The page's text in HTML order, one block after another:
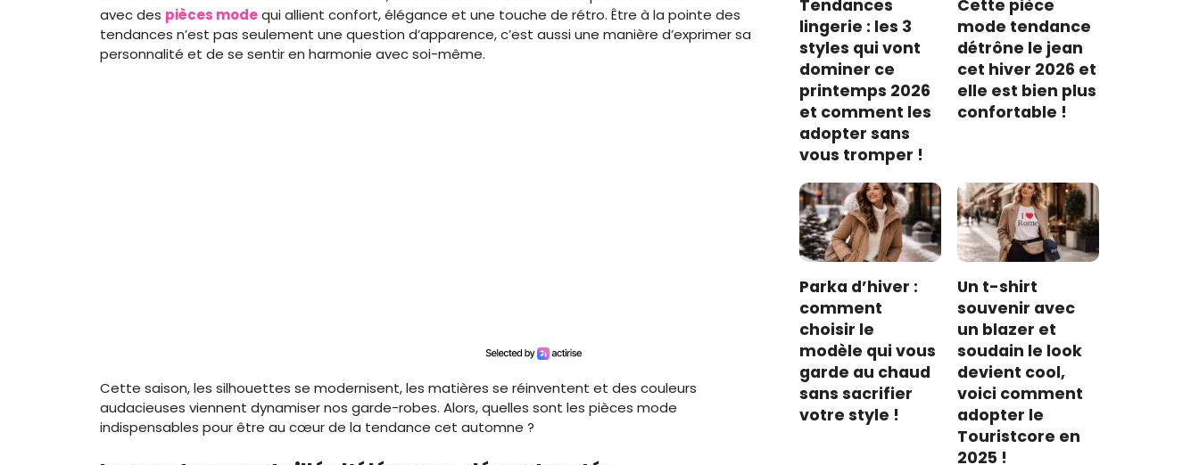
avec des pièces modequi allient confort, élégance et une touche de rétro. Être à la pointe des
tendances n’est pas seulement une question d’apparence, c’est aussi une manière d’exprimer sa
personnalité et de se sentir en harmonie avec soi-même.
Cette saison, les silhouettes se modernisent, les matières se réinventent et des couleurs
audacieuses viennent dynamiser nos garde-robes. Alors, quelles sont les pièces mode
indispensables pour être au cœur de la tendance cet automne ?
Tendances
lingerie : les 3
styles qui vont
dominer ce
printemps 2026
et comment les
adopter sans
vous tromper !
Cette pièce
mode tendance
détrône le jean
cet hiver 2026 et
elle est bien plus
confortable !
Parka d’hiver :
comment
choisir le
modèle qui vous
garde au chaud
sans sacrifier
votre style !
Un t-shirt
souvenir avec
un blazer et
soudain le look
devient cool,
voici comment
adopter le
Touristcore en
2025 !